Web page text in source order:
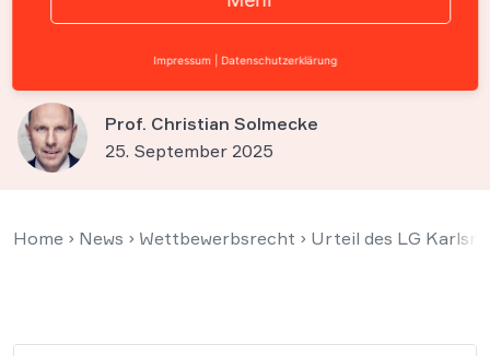
personalisierte Karten
hinweisen
Prof. Christian Solmecke
25. September 2025
Home › News › Wettbewerbsrecht › Urteil des LG
Impressum Datenschutzerklärung